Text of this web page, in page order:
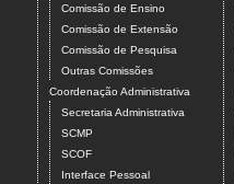
Comissão de Ensino
Comissão de Extensão
Comissão de Pesquisa
Outras Comissões
Coordenação Administrativa
Secretaria Administrativa
SCMP
SCOF
Interface Pessoal